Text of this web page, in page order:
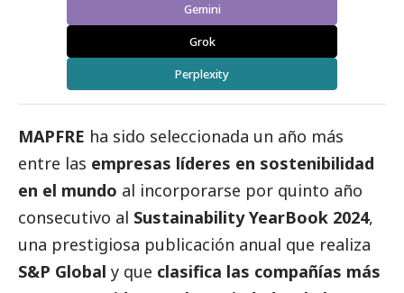
Gemini
Grok
Perplexity
MAPFRE ha sido seleccionada un año más
entre las empresas líderes en sostenibilidad
en el mundo al incorporarse por quinto año
consecutivo al Sustainability YearBook 2024,
una prestigiosa publicación anual que realiza
S&P Global y que clasifica las compañías más